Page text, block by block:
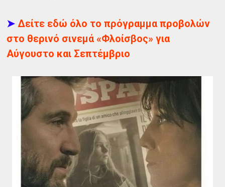
➤ Δείτε εδώ όλο το πρόγραμμα προβολών
στο θερινό σινεμά «Φλοίσβος» για
Αύγουστο και Σεπτέμβριο